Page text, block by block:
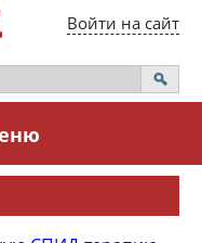
Войти на сайт